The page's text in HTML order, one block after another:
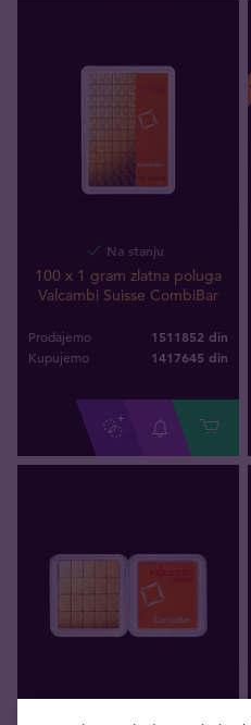
Na stanju
100 x 1 gram zlatna poluga
Valcambi Suisse CombiBar
Prodajemo 1511852 din
Kupujemo 1417645 din